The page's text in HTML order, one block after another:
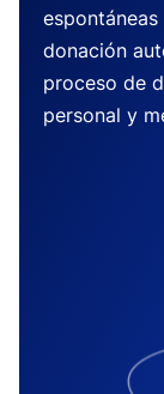
donación
proceso de
personal y